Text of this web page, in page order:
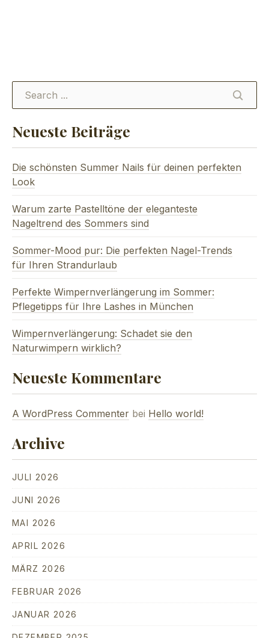
Neueste Beiträge
Die schönsten Summer Nails für deinen perfekten
Look
Warum zarte Pastelltöne der eleganteste
Nageltrend des Sommers sind
Sommer-Mood pur: Die perfekten Nagel-Trends
für Ihren Strandurlaub
Perfekte Wimpernverlängerung im Sommer:
Pflegetipps für Ihre Lashes in München
Wimpernverlängerung: Schadet sie den
Naturwimpern wirklich?
Neueste Kommentare
A WordPress Commenter bei Hello world!
Archive
JULI 2026
JUNI 2026
MAI 2026
APRIL 2026
MÄRZ 2026
FEBRUAR 2026
JANUAR 2026